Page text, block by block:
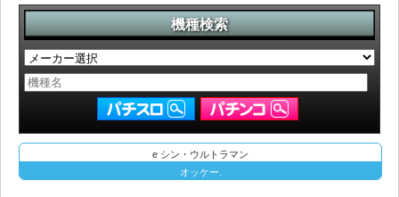
機種検索
e シン・ウルトラマン
オッケー.